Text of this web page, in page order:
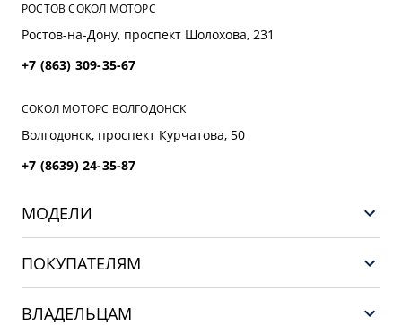
РОСТОВ СОКОЛ МОТОРС
Ростов-на-Дону, проспект Шолохова, 231
+7 (863) 309-35-67
СОКОЛ МОТОРС ВОЛГОДОНСК
Волгодонск, проспект Курчатова, 50
+7 (8639) 24-35-87
МОДЕЛИ
CITYRAY
ПОКУПАТЕЛЯМ
ВЛАДЕЛЬЦАМ